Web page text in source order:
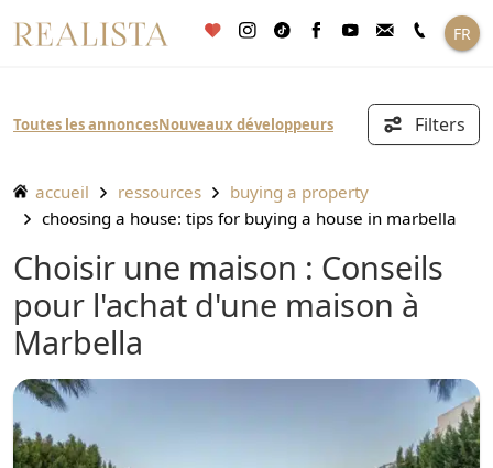
au
FR
Toutes les annonces Nouveaux développeurs Filters
accueil ressources
buying a property
choosing a house: tips for buying a house in marbella
Choisir une maison : Conseils
pour l'achat d'une maison à
Marbella